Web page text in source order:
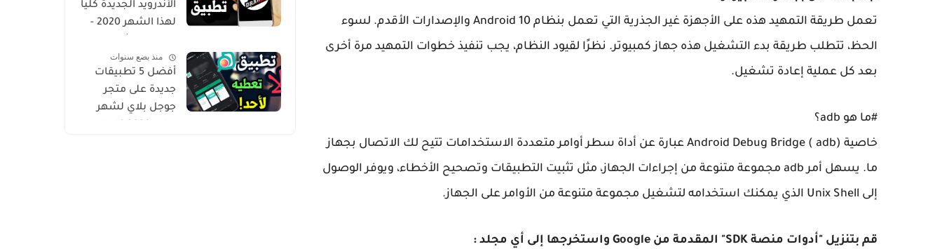
تعمل طريقة التمهيد هذه على الأجهزة غير الجذرية التي تعمل بنظام Android 10 والإصدارات الأقدم. لسوء
الحظ، تتطلب طريقة بدء التشغيل هذه جهاز كمبيوتر. نظرًا لقيود النظام، يجب تنفيذ خطوات التمهيد مرة أخرى
بعد كل عملية إعادة تشغيل.
#ما هو adb؟
خاصية Android Debug Bridge ( adb) عبارة عن أداة سطر أوامر متعددة الاستخدامات تتيح لك الاتصال بجهاز
ما. يسهل أمر adb مجموعة متنوعة من إجراءات الجهاز، مثل تثبيت التطبيقات وتصحيح الأخطاء، ويوفر الوصول
إلى Unix Shell الذي يمكنك استخدامه لتشغيل مجموعة متنوعة من الأوامر على الجهاز.
قم بتنزيل "أدوات منصة SDK" المقدمة من Google واستخرجها إلى أي مجلد :
الأندرويد الجديدة كليا
لهذا الشهر 2020 -
حصري من أروع ما
شرحت
منذ بضع سنوات
أفضل 5 تطبيقات
جديدة على متجر
جوجل بلاي لشهر